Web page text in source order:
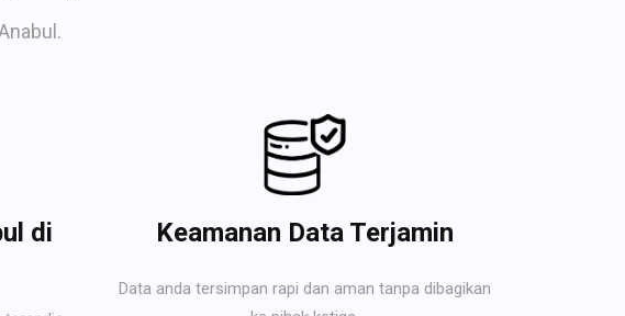
di
Keamanan Data Terjamin
Data anda tersimpan rapi dan aman tanpa dibagikan